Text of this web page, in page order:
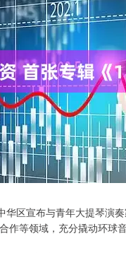
华区宣布与青年大提琴演
作等领域，充分撬动环球